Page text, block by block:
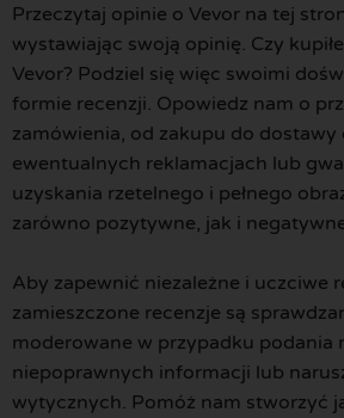
Przeczytaj opinie o Vevor na tej
wystawiając swoją opinię. Czy
Vevor? Podziel się więc swoimi
formie recenzji. Opowiedz nam o
zamówienia, od zakupu do dostawy
ewentualnych reklamacjach lub
uzyskania rzetelnego i pełnego
zarówno pozytywne, jak i
Aby zapewnić niezależne i uczciwe
zamieszczone recenzje są
moderowane w przypadku podania
niepoprawnych informacji lub
wytycznych. Pomóż nam stworzyć